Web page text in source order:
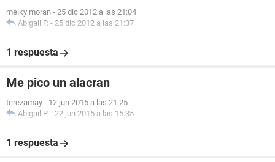
melky moran - 25 dic 2012 a las 21:04
Abigail P. - 25 dic 2012 a las 21:37
1 respuesta
Me pico un alacran
terezamay - 12 jun 2015 a las 21:25
Abigail P. - 22 jun 2015 a las 15:35
1 respuesta